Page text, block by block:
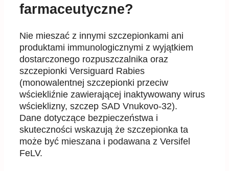
farmaceutyczne?
Nie mieszać z innymi szczepionkami ani
produktami immunologicznymi z wyjątkiem
dostarczonego rozpuszczalnika oraz
szczepionki Versiguard Rabies
(monowalentnej szczepionki przeciw
wściekliźnie zawierającej inaktywowany wirus
wścieklizny, szczep SAD Vnukovo-32).
Dane dotyczące bezpieczeństwa i
skuteczności wskazują że szczepionka ta
może być mieszana i podawana z Versifel
FeLV.